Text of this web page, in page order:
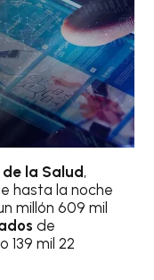
la Salud,
hasta la noche
millón 609 mil
de
139 mil 22